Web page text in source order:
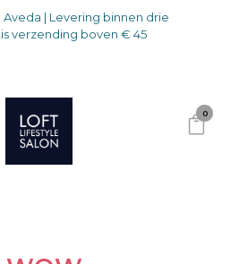
| Levering binnen drie
verzending boven € 45
0